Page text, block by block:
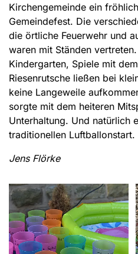
Kirchengemeinde ein
Gemeindefest. Die
die örtliche Feuerwehr und
waren mit Ständen
Kindergarten, Spiele mit
Riesenrutsche ließen bei
keine Langeweile
sorgte mit dem heiteren
Unterhaltung. Und natürlich
traditionellen Luftballonstart.
Jens Flörke